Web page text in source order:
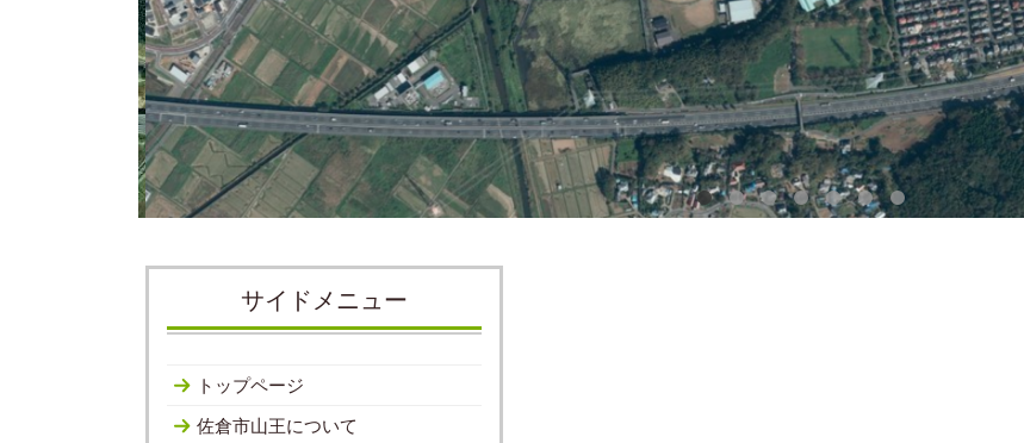
サイドメニュー
トップページ
佐倉市山王について